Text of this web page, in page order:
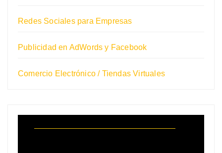
Redes Sociales para Empresas
Publicidad en AdWords y Facebook
Comercio Electrónico / Tiendas Virtuales